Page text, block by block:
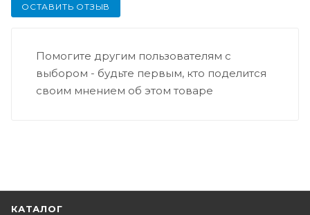
ОСТАВИТЬ ОТЗЫВ
Помогите другим пользователям с
выбором - будьте первым, кто поделится
своим мнением об этом товаре
КАТАЛОГ